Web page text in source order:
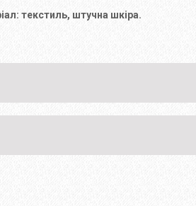
текстиль, штучна шкіра.